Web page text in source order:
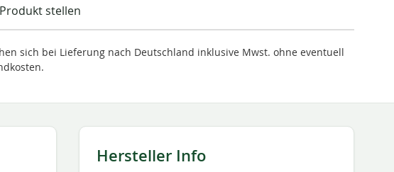
stellen
sich bei Lieferung nach Deutschland inklusive Mwst. ohne eventuell
Hersteller Info